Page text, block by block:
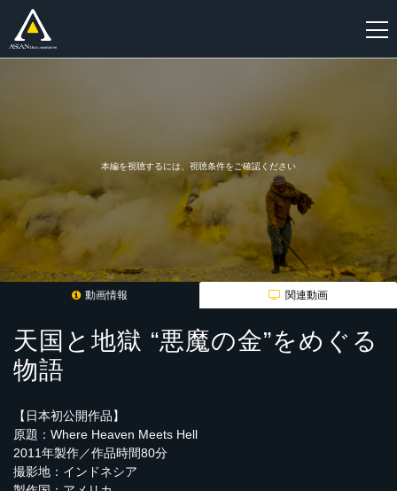
本編を視聴するには、視聴条件をご確認ください
動画情報 関連動画
天国と地獄 “悪魔の金”をめぐる
物語
【日本初公開作品】
原題：Where Heaven Meets Hell
2011年製作／作品時間80分
撮影地：インドネシア